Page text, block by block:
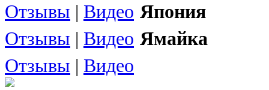
Отзывы | Видео Япония
Отзывы | Видео Ямайка
Отзывы | Видео